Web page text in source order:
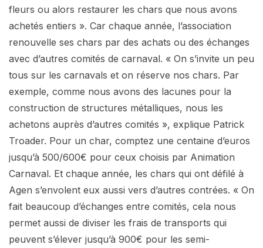
fleurs ou alors restaurer les chars que nous avons
achetés entiers ». Car chaque année, l’association
renouvelle ses chars par des achats ou des échanges
avec d’autres comités de carnaval. « On s’invite un peu
tous sur les carnavals et on réserve nos chars. Par
exemple, comme nous avons des lacunes pour la
construction de structures métalliques, nous les
achetons auprès d’autres comités », explique Patrick
Troader. Pour un char, comptez une centaine d’euros
jusqu’à 500/600€ pour ceux choisis par Animation
Carnaval. Et chaque année, les chars qui ont défilé à
Agen s’envolent eux aussi vers d’autres contrées. « On
fait beaucoup d’échanges entre comités, cela nous
permet aussi de diviser les frais de transports qui
peuvent s’élever jusqu’à 900€ pour les semi-